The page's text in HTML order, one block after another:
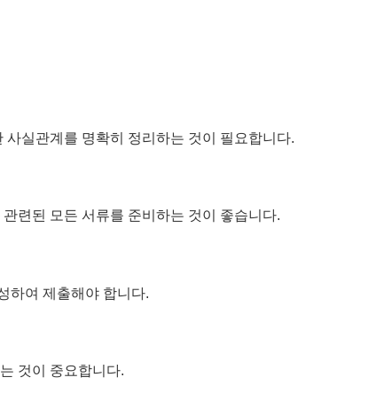
실관계를 명확히 정리하는 것이 필요합니다.
련된 모든 서류를 준비하는 것이 좋습니다.
하여 제출해야 합니다.
것이 중요합니다.